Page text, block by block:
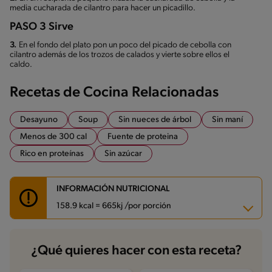
media cucharada de cilantro para hacer un picadillo.
PASO 3 Sirve
3. En el fondo del plato pon un poco del picado de cebolla con
cilantro además de los trozos de calados y vierte sobre ellos el
caldo.
Recetas de Cocina Relacionadas
Desayuno Soup Sin nueces de árbol
Sin maní
Menos de 300 cal
Fuente de proteina
Rico en proteínas
Sin azúcar
INFORMACIÓN NUTRICIONAL
158.9 kcal = 665kj /por porción
Carbohidratos 15.5 g
Energía 158.9 kcal
¿Qué quieres hacer con esta receta?